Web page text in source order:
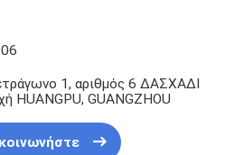
1, αριθμός 6 ΔΑΣΧΑΔΙ
HUANGPU, GUANGZHOU